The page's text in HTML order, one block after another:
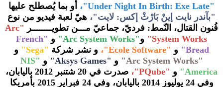
"Under Night In Birth: Exe Late"،
أو بما يُصطلح عليها
"بآندر نايت إينْ بَارْثْ إكس: لايت"، هيّ لعبة فيديو من نوع
فُنون القتال، النّمط: فرديّ، جماعيّ مـــن تطويــــــــر
"Arc
System Works"
و"Arc System Works" و
"French
Bread"
و "Ecole Software"، و نشر شركة "Sega"
و
"Arc System Works"
و "Aksys Games" و
"NIS
America"
و "PQube"،
صدرت في 20 شتنبر 2012 باليابان،
وفي 24 يوليوز 2014 باليابان، وفي 24 فبراير 2015 بأمريكا